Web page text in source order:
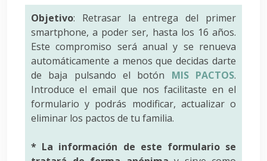
Objetivo: Retrasar la entrega del primer
smartphone, a poder ser, hasta los 16 años.
Este compromiso será anual y se renueva
automáticamente a menos que decidas darte
de baja pulsando el botón MIS PACTOS.
Introduce el email que nos facilitaste en el
formulario y podrás modificar, actualizar o
eliminar los pactos de tu familia.
* La información de este formulario se